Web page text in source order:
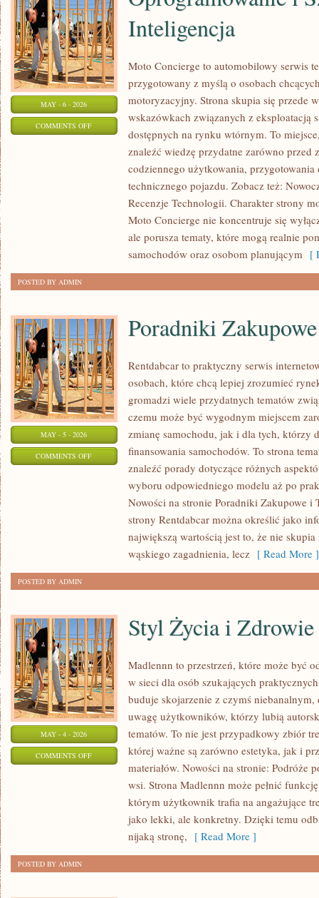
MAY - 6 - 2026
COMMENTS OFFON
OPROGRAMOWANIE
Inteligencja
Moto Concierge to automobilowy serwis
przygotowany z myślą o osobach
motoryzacyjny. Strona skupia się przede
wskazówkach związanych z eksploatacją
dostępnych na rynku wtórnym. To
znaleźć wiedzę przydatne zarówno przed
codziennego użytkowania,
technicznego pojazdu. Zobacz też:
Recenzje Technologii. Charakter strony
Moto Concierge nie koncentruje się
ale porusza tematy, które mogą realnie
samochodów oraz osobom planującym [
POSTED BY ADMIN
MAY - 5 - 2026
COMMENTS OFFON
PORADNIKI
ZAKUPOWE
Poradniki Zakupowe
Rentdabcar to praktyczny serwis
osobach, które chcą lepiej zrozumieć
gromadzi wiele przydatnych tematów
czemu może być wygodnym miejscem
zmianę samochodu, jak i dla tych, którzy
finansowania samochodów. To strona
znaleźć porady dotyczące różnych
wyboru odpowiedniego modelu aż po
Nowości na stronie Poradniki Zakupowe i
strony Rentdabcar można określić jako
największą wartością jest to, że nie
wąskiego zagadnienia, lecz [ Read More ]
POSTED BY ADMIN
MAY - 4 - 2026
COMMENTS OFFON
Styl Życia i Zdrowie
Madlennn to przestrzeń, które może być
w sieci dla osób szukających
buduje skojarzenie z czymś
uwagę użytkowników, którzy lubią
tematów. To nie jest przypadkowy zbiór
której ważne są zarówno estetyka, jak i
materiałów. Nowości na stronie: Podróże
wsi. Strona Madlennn może pełnić
którym użytkownik trafia na angażujące
jako lekki, ale konkretny. Dzięki temu
nijaką stronę, [ Read More ]
POSTED BY ADMIN